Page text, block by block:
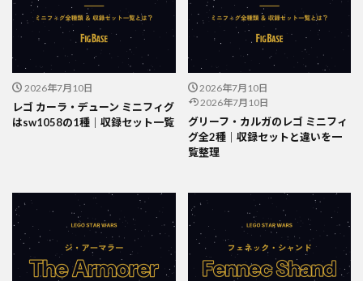
2026年7月10日
レゴ カーラ・デューン ミニフィグ
はsw1058の1種｜収録セット一覧
2026年7月10日
2026年7月10日
グリーフ・カルガのレゴ ミニフィ
グ全2種｜収録セットと違いを一
覧整理